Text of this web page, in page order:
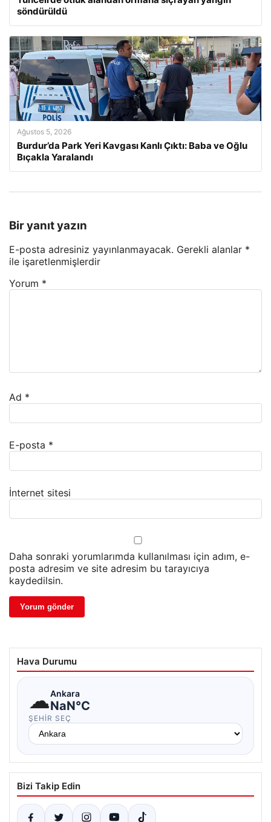
söndürüldü
Ağustos 5, 2026
Burdur’da Park Yeri Kavgası Kanlı Çıktı: Baba ve Oğlu
Bıçakla Yaralandı
Bir yanıt yazın
E-posta adresiniz yayınlanmayacak. Gerekli alanlar *
ile işaretlenmişlerdir
Yorum *
Ad *
E-posta *
İnternet sitesi
Daha sonraki yorumlarımda kullanılması için adım, e-
posta adresim ve site adresim bu tarayıcıya
kaydedilsin.
Hava Durumu
☁Ankara
NaN°C
ŞEHIR SEÇ
Bizi Takip Edin